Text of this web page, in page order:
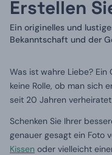
Erstellen
Ein originelles und
Bekanntschaft und der
Was ist wahre Liebe?
keine Rolle, ob man sich
seit 20 Jahren
Schenken Sie Ihrer
genauer gesagt ein Foto
Kissen oder vielleicht